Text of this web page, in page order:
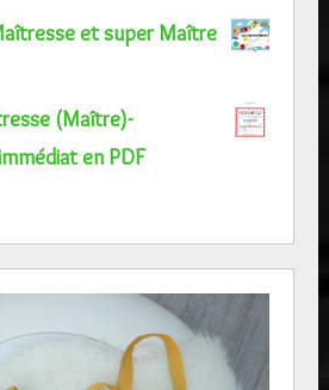
et super Maître
(Maître)-
en PDF